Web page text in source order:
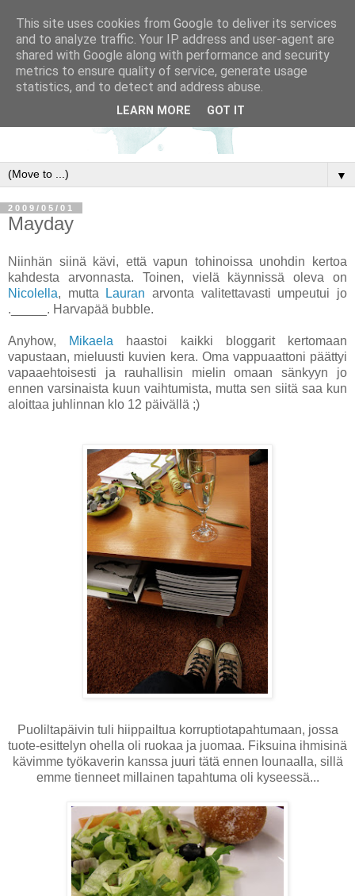
▼
2009/05/01
Mayday
Niinhän siinä kävi, että vapun tohinoissa unohdin kertoa
kahdesta arvonnasta. Toinen, vielä käynnissä oleva on
Nicolella, mutta Lauranarvonta valitettavasti umpeutui jo
._____. Harvapää bubble.
Anyhow, Mikaela haastoi kaikki bloggarit kertomaan
vapustaan, mieluusti kuvien kera. Oma vappuaattoni päättyi
vapaaehtoisesti ja rauhallisin mielin omaan sänkyyn jo
ennen varsinaista kuun vaihtumista, mutta sen siitä saa kun
aloittaa juhlinnan klo 12 päivällä ;)
Puoliltapäivin tuli hiippailtua korruptiotapahtumaan, jossa
tuote-esittelyn ohella oli ruokaa ja juomaa. Fiksuina ihmisinä
kävimme työkaverin kanssa juuri tätä ennen lounaalla, sillä
emme tienneet millainen tapahtuma oli kyseessä...
This site uses cookies from Google to deliver its services
and to analyze traffic. Your IP address and user-agent are
shared with Google along with performance and security
metrics to ensure quality of service, generate usage
statistics, and to detect and address abuse.
LEARN MORE GOT IT